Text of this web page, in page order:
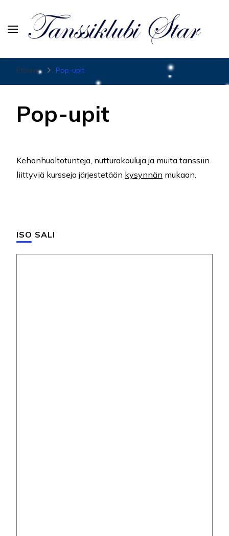
Tanssiurheiluseura Star
Etusivu Pop-upit
Pop-upit
Kehonhuoltotunteja, nutturakouluja ja muita tanssiin
liittyviä kursseja järjestetään kysynnän mukaan.
ISO SALI